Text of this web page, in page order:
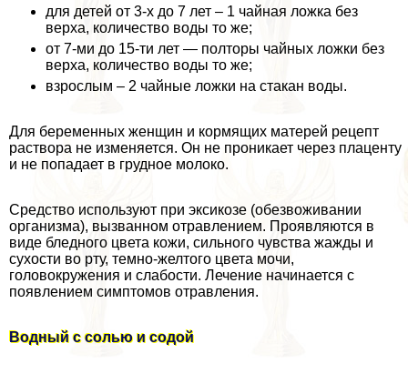
для детей от 3-х до 7 лет – 1 чайная ложка без
верха, количество воды то же;
от 7-ми до 15-ти лет — полторы чайных ложки без
верха, количество воды то же;
взрослым – 2 чайные ложки на стакан воды.
Для беременных женщин и кормящих матерей рецепт
раствора не изменяется. Он не проникает через плаценту
и не попадает в грудное молоко.
Средство используют при эксикозе (обезвоживании
организма), вызванном отравлением. Проявляются в
виде бледного цвета кожи, сильного чувства жажды и
сухости во рту, темно-желтого цвета мочи,
головокружения и слабости. Лечение начинается с
появлением симптомов отравления.
Водный с солью и содой